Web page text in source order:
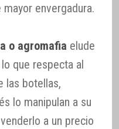
envergadura.
o agromafia elude
que respecta al
las botellas,
lo manipulan a su
a un precio